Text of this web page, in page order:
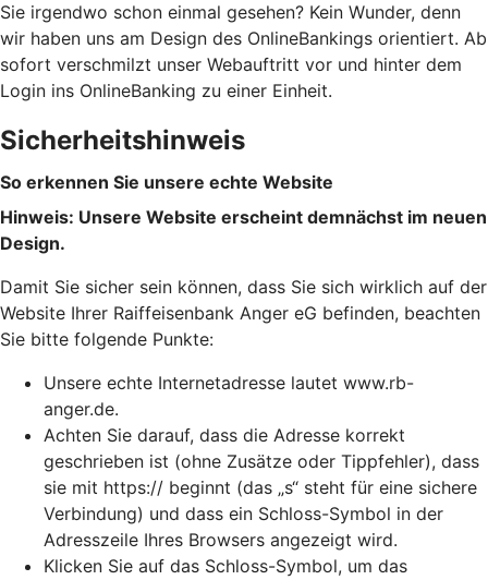
Sie irgendwo schon einmal gesehen? Kein Wunder, denn
wir haben uns am Design des OnlineBankings orientiert. Ab
sofort verschmilzt unser Webauftritt vor und hinter dem
Login ins OnlineBanking zu einer Einheit.
Sicherheitshinweis
So erkennen Sie unsere echte Website
Hinweis: Unsere Website erscheint demnächst im neuen
Design.
Damit Sie sicher sein können, dass Sie sich wirklich auf der
Website Ihrer Raiffeisenbank Anger eG befinden, beachten
Sie bitte folgende Punkte:
Unsere echte Internetadresse lautet www.rb-
anger.de.
Achten Sie darauf, dass die Adresse korrekt
geschrieben ist (ohne Zusätze oder Tippfehler), dass
sie mit https:// beginnt (das „s“ steht für eine sichere
Verbindung) und dass ein Schloss-Symbol in der
Adresszeile Ihres Browsers angezeigt wird.
Klicken Sie auf das Schloss-Symbol, um das